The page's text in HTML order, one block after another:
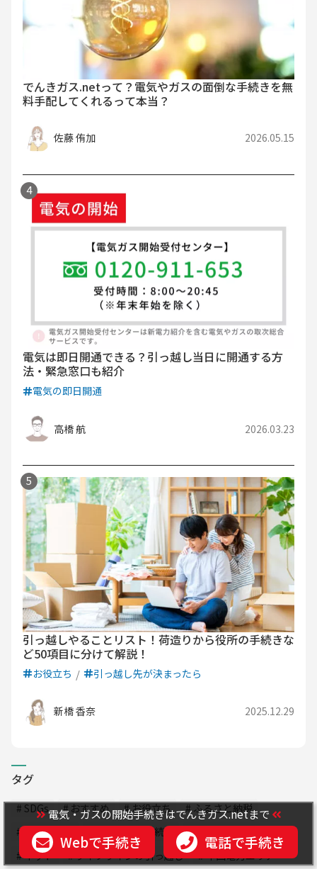
でんきガス.netって？電気やガスの面倒な手続きを無
料手配してくれるって本当？
佐藤 侑加 2026.05.15
電気は即日開通できる？引っ越し当日に開通する方
法・緊急窓口も紹介
電気の即日開通
高橋 航 2026.03.23
引っ越しやることリスト！荷造りから役所の手続きな
ど50項目に分けて解説！
お役立ち 引っ越し先が決まったら
新橋 香奈 2025.12.29
タグ
SDGs おすすめ お役立ち
ふるさと納税
ガスの解約
ガスの開始手続き
ネット
ライフラインの引っ越し 中国電力エリア
電気・ガスの開始手続きはでんきガス.netまで
電話で手続き
Webで手続き